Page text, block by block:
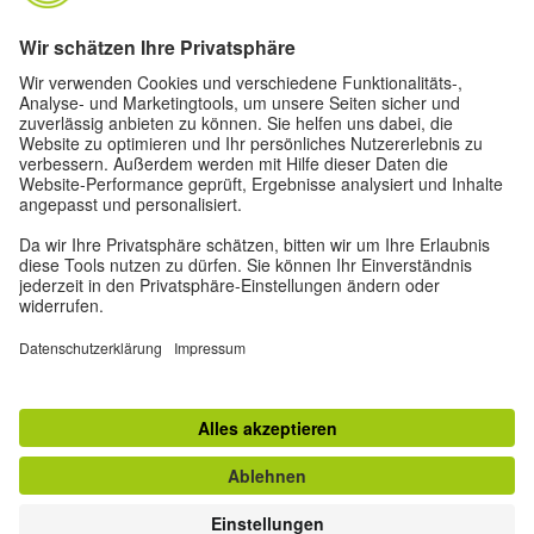
Impressum
Datenschutz
Nutzungsbedingungen
Privatsphäre-Einstellungen
Barrierefreiheit
Goethe.de
© 2026 Goethe-Institut